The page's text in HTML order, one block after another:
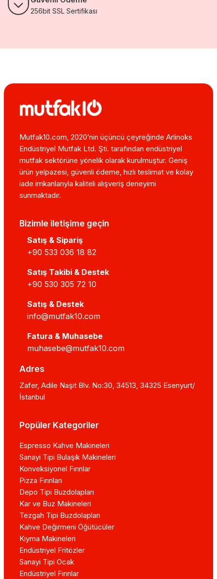
256bit SSL Sertifikası
Mutfak10.com, 2020’nin üçüncü çeyreğinde Arlinoks
Endüstriyel Mutfak Ltd. Şti. tarafından endüstriyel
mutfak sektörüne yönelik olarak kurulmuştur. Geniş
ürün yelpazesi, güvenli ödeme, hızlı teslimat ve kolay
iade imkanlarıyla kaliteli alışveriş deneyimi
sunmaktadır.
Bizimle iletişime geçin
Satış & Sipariş
+90 533 036 18 82
Satış Takibi & Destek
+90 530 305 72 10
Satış & Destek
info@mutfak10.com
Fatura & Muhasebe
muhasebe@mutfak10.com
Adres
Zafer, Adile Naşit Blv. No:30, 34513, 34325 Esenyurt/
İstanbul
Popüler Kategoriler
Espresso Kahve Makineleri
Sanayi Tipi Bulaşık Makineleri
Konveksiyonel Fırınlar
Pizza Fırınları
Depo Tipi Buzdolapları
Kar ve Buz Makineleri
Tezgah Tipi Buzdolapları
Kahve Değirmeni Öğütücüler
Kıyma Makineleri
Endüstriyel Fritözler
Sanayi Tipi Ocak
Endüstriyel Fırınlar